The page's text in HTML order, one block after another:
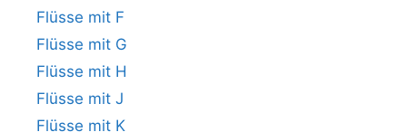
Flüsse mit F
Flüsse mit G
Flüsse mit H
Flüsse mit J
Flüsse mit K